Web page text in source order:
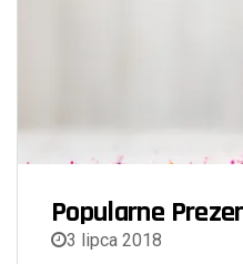
Popularne
3 lipca 2018